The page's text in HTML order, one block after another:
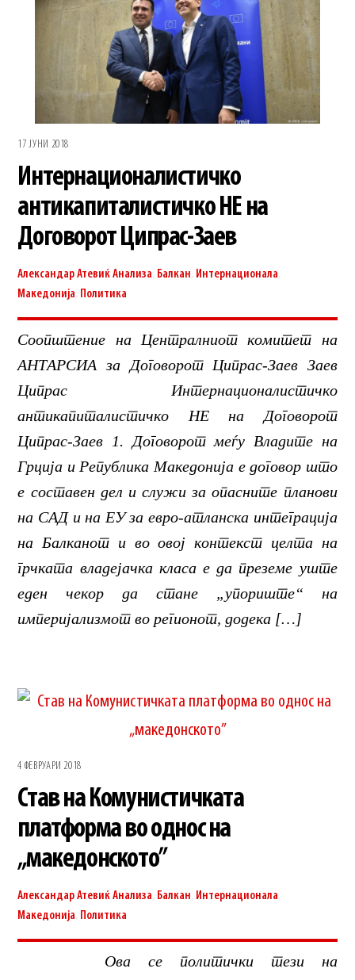
17 ЈУНИ 2018
Интернационалистичко
антикапиталистичко НЕ на
Договорот Ципрас-Заев
Александар Атевиќ Анализа Балкан Интернационала
Македонија
Политика
Соопштение на Централниот комитет на
АНТАРСИА за Договорот Ципрас-Заев Заев
Ципрас Интернационалистичко
антикапиталистичко НЕ на Договорот
Ципрас-Заев 1. Договорот меѓу Владите на
Грција и Република Македонија е договор што
е составен дел и служи за опасните планови
на САД и на ЕУ за евро-атланска интеграција
на Балканот и во овој контекст целта на
грчката владејачка класа е да преземе уште
еден чекор да стане „упориште“ на
империјализмот во регионот, додека […]
4 ФЕВРУАРИ 2018
Став на Комунистичката
платформа во однос на
„македонското”
Александар Атевиќ Анализа Балкан Интернационала
Македонија Политика
Ова се политички тези на